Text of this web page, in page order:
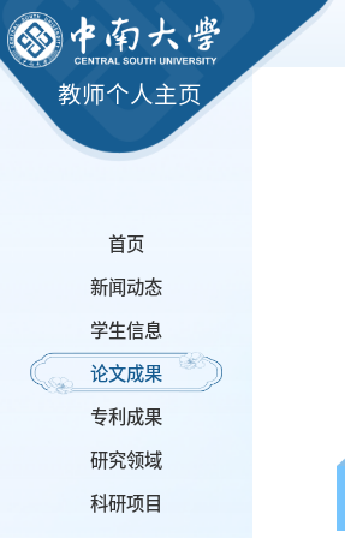
教师个人主页
首页
新闻动态
学生信息
论文成果
专利成果
研究领域
科研项目